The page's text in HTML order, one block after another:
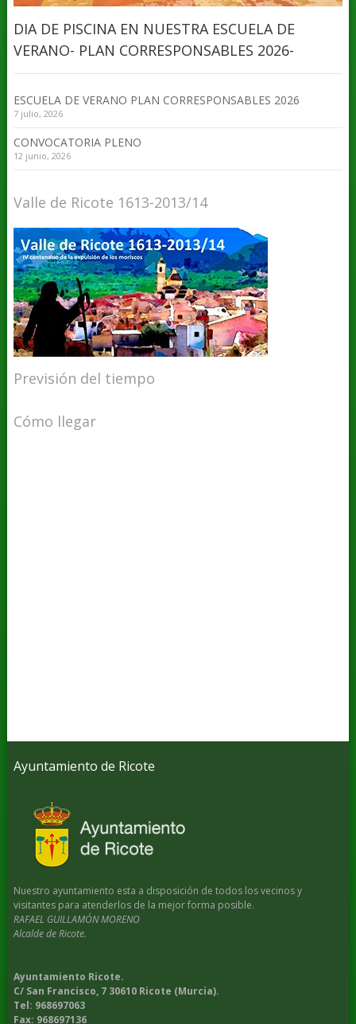
DIA DE PISCINA EN NUESTRA ESCUELA DE
VERANO- PLAN CORRESPONSABLES 2026-
ESCUELA DE VERANO PLAN CORRESPONSABLES 2026
7 julio, 2026
CONVOCATORIA PLENO
12 junio, 2026
Valle de Ricote 1613-2013/14
Previsión del tiempo
Cómo llegar
Ayuntamiento de Ricote
Nuestro ayuntamiento esta a disposición de todos los vecinos y
visitantes para atenderlos de la mejor forma posible.
RAFAEL GUILLAMÓN MORENO
Alcalde de Ricote.
Ayuntamiento Ricote.
C/ San Francisco, 7 30610 Ricote (Murcia).
Tel: 968697063
Fax: 968697136